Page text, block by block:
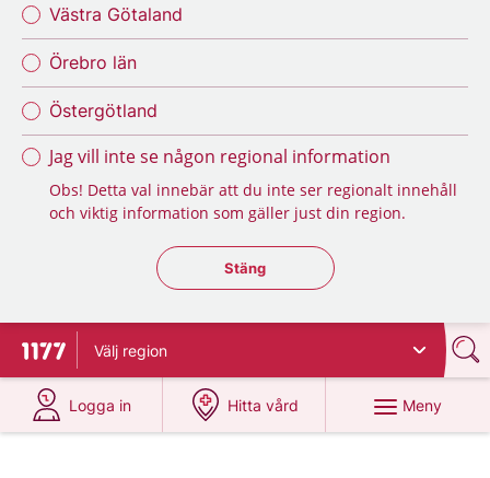
Västra Götaland
Örebro län
Östergötland
Jag vill inte se någon regional information
Obs! Detta val innebär att du inte ser regionalt innehåll
och viktig information som gäller just din region.
Stäng regionsväljaren
Stäng
Till startsidan för 1177
Välj region
Logga in
på 1177.se
Hitta vård
på 1177.se
Meny